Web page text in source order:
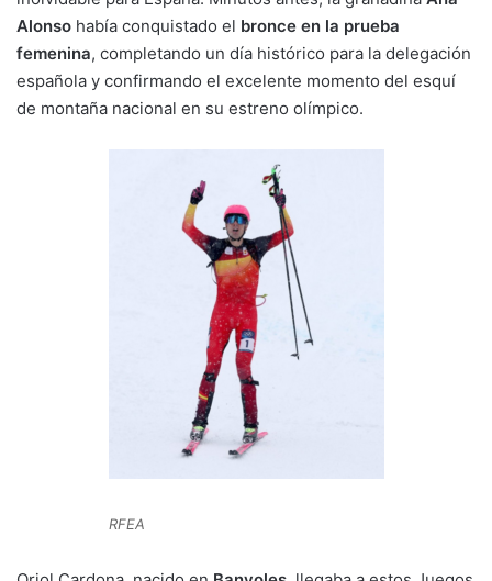
Alonso había conquistado el bronce en la prueba
femenina, completando un día histórico para la delegación
española y confirmando el excelente momento del esquí
de montaña nacional en su estreno olímpico.
RFEA